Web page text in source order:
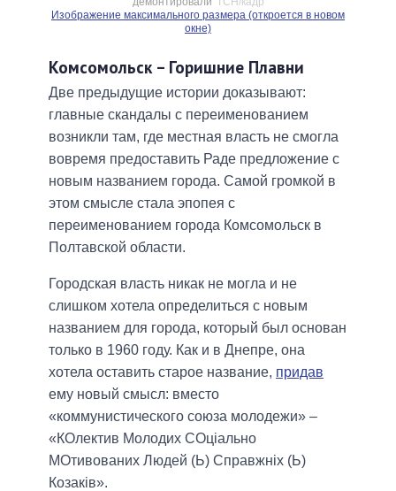
Изображение максимального размера (откроется в новом
окне)
Комсомольск – Горишние Плавни
Две предыдущие истории доказывают:
главные скандалы с переименованием
возникли там, где местная власть не смогла
вовремя предоставить Раде предложение с
новым названием города. Самой громкой в
этом смысле стала эпопея с
переименованием города Комсомольск в
Полтавской области.
Городская власть никак не могла и не
слишком хотела определиться с новым
названием для города, который был основан
только в 1960 году. Как и в Днепре, она
хотела оставить старое название, придав
ему новый смысл: вместо
«коммунистического союза молодежи» –
«КОлектив Молодих СОціально
МОтивованих Людей (Ь) Справжніх (Ь)
Козаків».